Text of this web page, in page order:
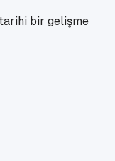
bir gelişme